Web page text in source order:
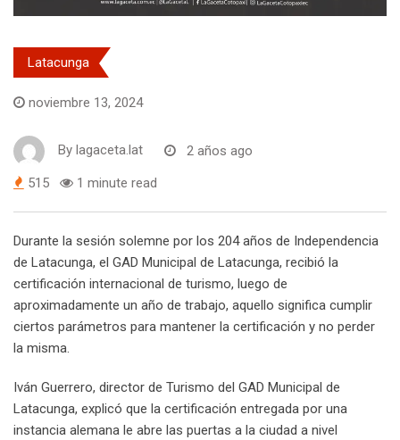
Latacunga
noviembre 13, 2024
By lagaceta.lat 2 años ago
515 1 minute read
Durante la sesión solemne por los 204 años de Independencia
de Latacunga, el GAD Municipal de Latacunga, recibió la
certificación internacional de turismo, luego de
aproximadamente un año de trabajo, aquello significa cumplir
ciertos parámetros para mantener la certificación y no perder
la misma.
Iván Guerrero, director de Turismo del GAD Municipal de
Latacunga, explicó que la certificación entregada por una
instancia alemana le abre las puertas a la ciudad a nivel